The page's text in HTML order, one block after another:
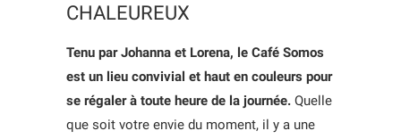
CHALEUREUX
Tenu par Johanna et Lorena, le Café Somos
est un lieu convivial et haut en couleurs pour
se régaler à toute heure de la journée. Quelle
que soit votre envie du moment, il y a une